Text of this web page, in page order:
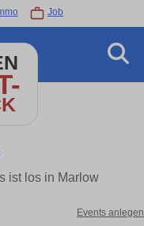
Job
ist los in Marlow
Events anlegen